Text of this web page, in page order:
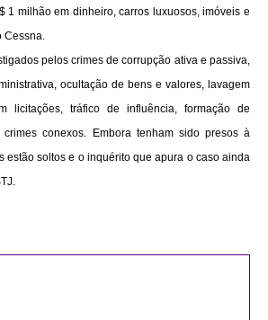
1 milhão em dinheiro, carros luxuosos, imóveis e
Cessna.
pelos crimes de corrupção ativa e passiva,
ocultação de bens e valores, lavagem
licitações, tráfico de influência, formação de
conexos. Embora tenham sido presos à
estão soltos e o inquérito que apura o caso ainda